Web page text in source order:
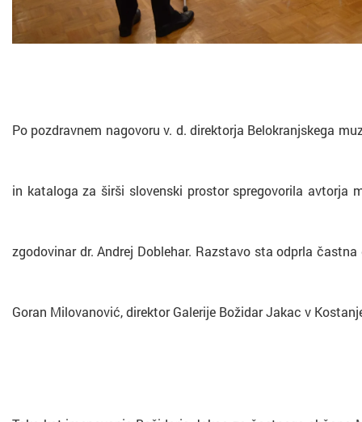
Po pozdravnem nagovoru v. d. direktorja Belokranjskega
in kataloga za širši slovenski prostor spregovorila avtorja
zgodovinar dr. Andrej Doblehar. Razstavo sta odprla
Goran Milovanović, direktor Galerije Božidar Jakac v